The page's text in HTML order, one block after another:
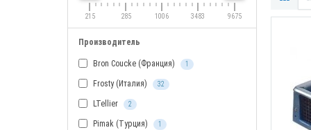
215 285 1006 3483 9675
Производитель
Bron Coucke (Франция) 1
Frosty (Италия) 32
LTellier 2
Pimak (Турция) 1